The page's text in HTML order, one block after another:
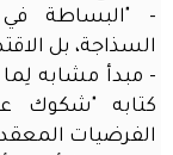
المعلم
الذكية
اتصل
بنا
مهرجان
- "البساطة
السذاجة، بل
- مبدأ مشابه
كتابه "شكوك
الفرضيات